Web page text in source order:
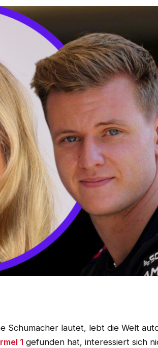
Schumacher lautet, lebt die Welt
1 gefunden hat, interessiert sich